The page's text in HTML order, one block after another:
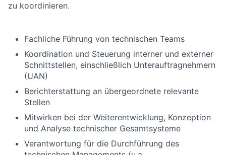
zu koordinieren.
Fachliche Führung von technischen Teams
Koordination und Steuerung interner und externer
Schnittstellen, einschließlich Unterauftragnehmern
(UAN)
Berichterstattung an übergeordnete relevante
Stellen
Mitwirken bei der Weiterentwicklung, Konzeption
und Analyse technischer Gesamtsysteme
Verantwortung für die Durchführung des